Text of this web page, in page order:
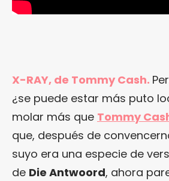
X-RAY, de Tommy Cash.
¿se puede estar más puto
molar más que Tommy
que, después de
suyo era una especie de
de Die Antwoord, ahora